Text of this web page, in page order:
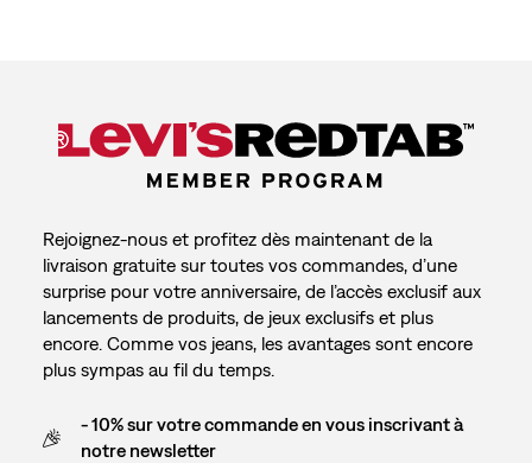
Rejoignez-nous et profitez dès maintenant de la
livraison gratuite sur toutes vos commandes, d’une
surprise pour votre anniversaire, de l’accès exclusif aux
lancements de produits, de jeux exclusifs et plus
encore. Comme vos jeans, les avantages sont encore
plus sympas au fil du temps.
- 10% sur votre commande en vous inscrivant à
notre newsletter